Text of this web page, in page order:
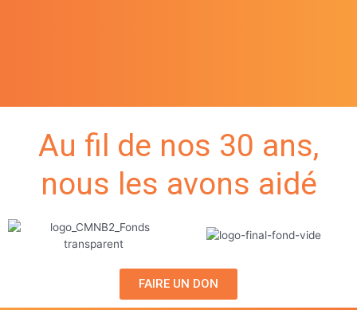
Au fil de nos 30 ans,
nous les avons aidé
FAIRE UN DON